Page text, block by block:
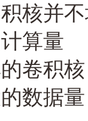
核并
算量
卷积
数据